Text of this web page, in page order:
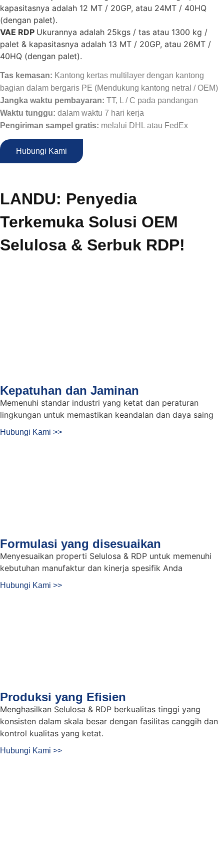
kapasitasnya adalah 12 MT / 20GP, atau 24MT / 40HQ
(dengan palet).
VAE RDP Ukurannya adalah 25kgs / tas atau 1300 kg /
palet & kapasitasnya adalah 13 MT / 20GP, atau 26MT /
40HQ (dengan palet).
Tas kemasan: Kantong kertas multilayer dengan kantong
bagian dalam bergaris PE (Mendukung kantong netral / OEM)
Jangka waktu pembayaran: TT, L / C pada pandangan
Waktu tunggu: dalam waktu 7 hari kerja
Pengiriman sampel gratis: melalui DHL atau FedEx
Hubungi Kami
LANDU: Penyedia
Terkemuka Solusi OEM
Selulosa & Serbuk RDP!
Kepatuhan dan Jaminan
Memenuhi standar industri yang ketat dan peraturan
lingkungan untuk memastikan keandalan dan daya saing
Hubungi Kami >>
Formulasi yang disesuaikan
Menyesuaikan properti Selulosa & RDP untuk memenuhi
kebutuhan manufaktur dan kinerja spesifik Anda
Hubungi Kami >>
Produksi yang Efisien
Menghasilkan Selulosa & RDP berkualitas tinggi yang
konsisten dalam skala besar dengan fasilitas canggih dan
kontrol kualitas yang ketat.
Hubungi Kami >>